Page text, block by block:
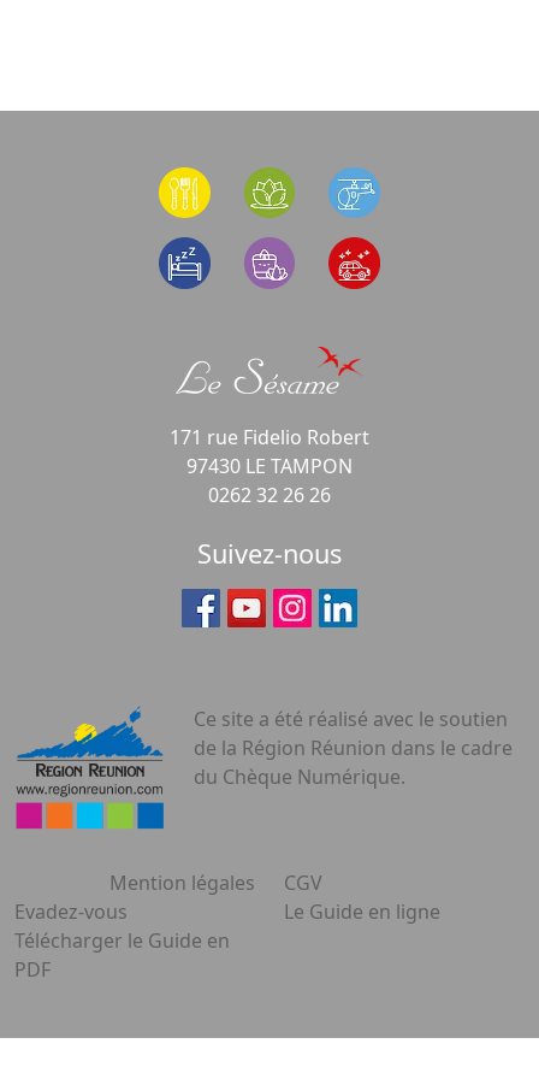
171 rue Fidelio Robert
97430 LE TAMPON
0262 32 26 26
Suivez-nous
Ce site a été réalisé avec le soutien
de la Région Réunion dans le cadre
du Chèque Numérique.
Mention légales
CGV
Evadez-vous
Le Guide en ligne
Télécharger le Guide en
PDF